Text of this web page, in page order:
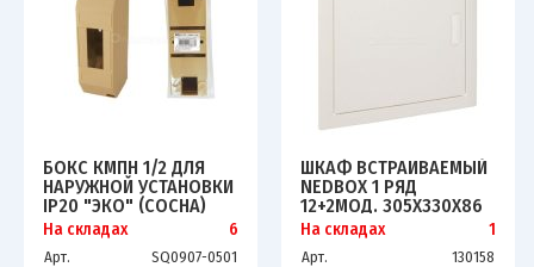
БОКС КМПН 1/2 ДЛЯ
НАРУЖНОЙ УСТАНОВКИ
IP20 "ЭКО" (СОСНА)
TDM
На складах 6
Арт.
SQ0907-0501
ШКАФ ВСТРАИВАЕМЫЙ
NEDBOX 1 РЯД
12+2МОД. 305Х330Х86
LEG 001431
На складах 1
Арт.
130158